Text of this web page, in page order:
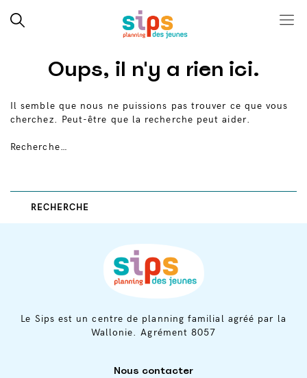
Rechercher
Oups, il n'y a rien ici.
Il semble que nous ne puissions pas trouver ce que vous
cherchez. Peut-être que la recherche peut aider.
Recherche…
Le Sips est un centre de planning familial agréé par la
Wallonie. Agrément 8057
Nous contacter